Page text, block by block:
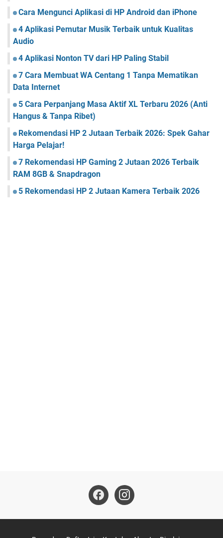
Cara Mengunci Aplikasi di HP Android dan iPhone
4 Aplikasi Pemutar Musik Terbaik untuk Kualitas
Audio
4 Aplikasi Nonton TV dari HP Paling Stabil
7 Cara Membuat WA Centang 1 Tanpa Mematikan
Data Internet
5 Cara Perpanjang Masa Aktif XL Terbaru 2026 (Anti
Hangus & Tanpa Ribet)
Rekomendasi HP 2 Jutaan Terbaik 2026: Spek Gahar
Harga Pelajar!
7 Rekomendasi HP Gaming 2 Jutaan 2026 Terbaik
RAM 8GB & Snapdragon
5 Rekomendasi HP 2 Jutaan Kamera Terbaik 2026